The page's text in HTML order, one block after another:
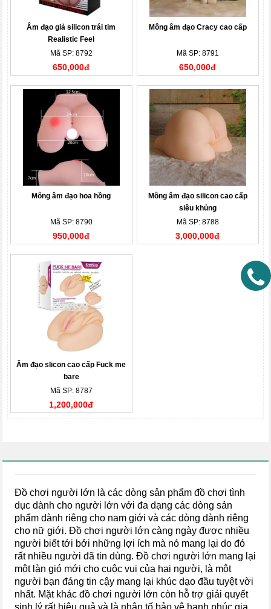
Âm đạo giả silicon trái tim
Realistic Feel
Mã SP: 8792
650,000đ
Mông âm đạo Cracy cao cấp
Mã SP: 8791
650,000đ
Mông âm đạo hoa hồng
Mã SP: 8790
950,000đ
Mông âm đạo silicon cao cấp
siêu khủng
Mã SP: 8788
3,000,000đ
Âm đạo slicon cao cấp Fuck me
bare
Mã SP: 8787
1,200,000đ
Đồ chơi người lớn là các dòng sản phẩm đồ chơi tình
dục dành cho người lớn với đa dạng các dòng sản
phẩm dành riêng cho nam giới và các dòng dành riêng
cho nữ giới. Đồ chơi người lớn càng ngày được nhiều
người biết tới bởi những lợi ích mà nó mang lại do đó
rất nhiều người đã tin dùng. Đồ chơi người lớn mang lại
một làn gió mới cho cuộc vui của hai người, là một
người bạn đáng tin cậy mang lại khúc dạo đầu tuyệt vời
nhất. Mặt khác đồ chơi người lớn còn hỗ trợ giải quyết
sinh lý rất hiệu quả và là nhân tố bảo vệ hạnh phúc gia